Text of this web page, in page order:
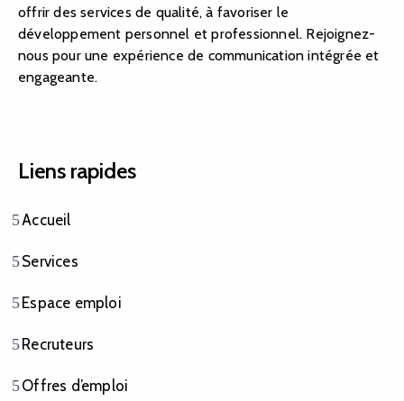
offrir des services de qualité, à favoriser le
développement personnel et professionnel. Rejoignez-
nous pour une expérience de communication intégrée et
engageante.
Liens rapides
Accueil
Services
Espace emploi
Recruteurs
Offres d’emploi